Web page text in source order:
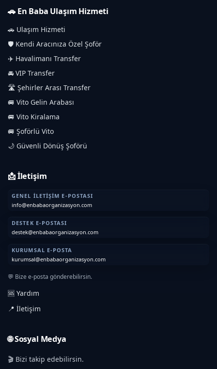
🚗 En Baba Ulaşım Hizmeti
🚗 Ulaşım Hizmeti
🛡️ Kendi Aracınıza Özel Şoför
✈️ Havalimanı Transfer
🚘 VIP Transfer
🛣️ Şehirler Arası Transfer
🚐 Vito Gelin Arabası
🚐 Vito Kiralama
🚐 Şoförlü Vito
🌙 Güvenli Dönüş Şoförü
📩 İletişim
GENEL İLETIŞIM E-POSTASI
info@enbabaorganizasyon.com
DESTEK E-POSTASI
destek@enbabaorganizasyon.com
KURUMSAL E-POSTA
kurumsal@enbabaorganizasyon.com
💬 Bize e-posta gönderebilirsin.
🆘 Yardım
📍 İletişim
🌐 Sosyal Medya
🎬 Bizi takip edebilirsin.